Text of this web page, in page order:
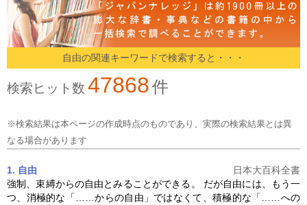
自由の関連キーワードで検索すると・・・
検索ヒット数 47868件
※検索結果は本ページの作成時点のものであり、実際の検索結果とは異
なる場合があります
1. 自由
日本大百科全書
強制、束縛からの自由とみることができる。 だが自由には、もう一
つ、消極的な「……からの自由 」ではなくて、積極的な「……への